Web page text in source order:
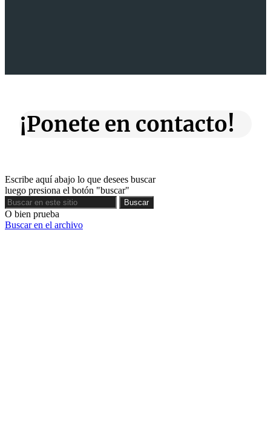
¡Ponete en contacto!
Escribe aquí abajo lo que desees buscar
luego presiona el botón "buscar"
Buscar
Buscar
O bien prueba
Buscar en el archivo